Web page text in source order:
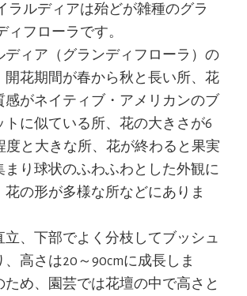
ラルディアは殆どが雑種のグラ
ィフローラです。
ディア（グランディフローラ）の
開花期間が春から秋と長い所、花
感がネイティブ・アメリカンのブ
トに似ている所、花の大きさが6
度と大きな所、花が終わると果実
まり球状のふわふわとした外観に
花の形が多様な所などにありま
立、下部でよく分枝してブッシュ
、高さは20～90cmに成長しま
ため、園芸では花壇の中で高さと